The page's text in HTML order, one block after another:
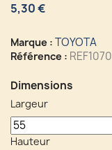
5,30 €
Marque : TOYOTA
Référence : REF1070
Dimensions
Largeur
Hauteur